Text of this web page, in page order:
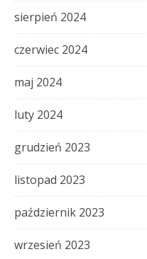
sierpień 2024
czerwiec 2024
maj 2024
luty 2024
grudzień 2023
listopad 2023
październik 2023
wrzesień 2023